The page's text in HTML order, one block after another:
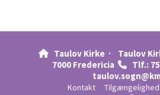
Taulov Kirke ·
Taulov
7000 Fredericia  Tlf.:
Kontakt